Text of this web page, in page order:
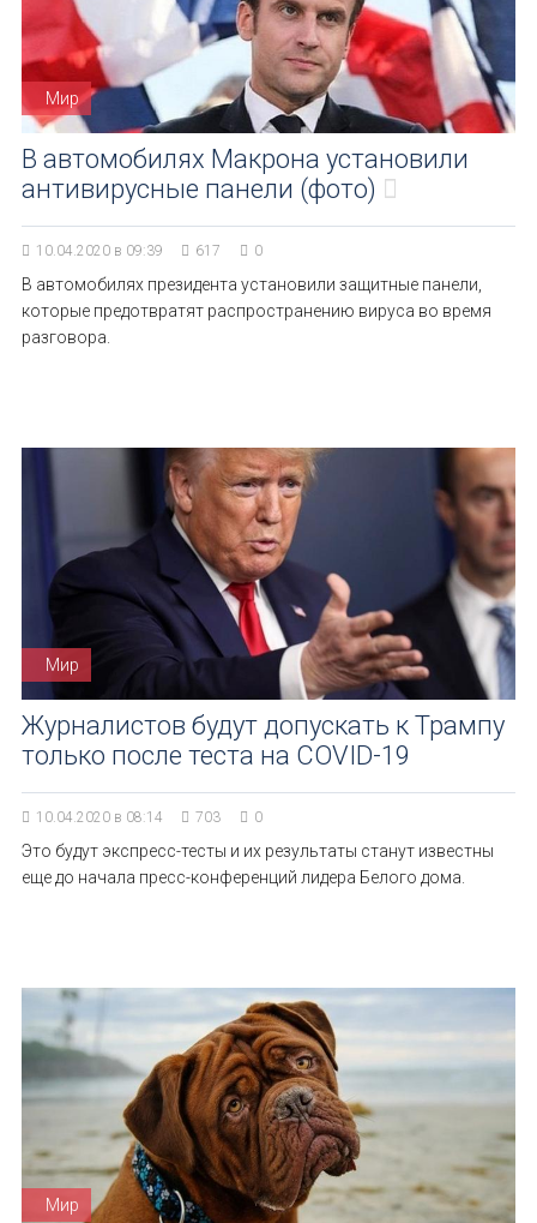
Мир
В автомобилях Макрона установили
антивирусные панели (фото)
10.04.2020 в 09:39 617 0
В автомобилях президента установили защитные панели,
которые предотвратят распространению вируса во время
разговора.
Мир
Журналистов будут допускать к Трампу
только после теста на COVID-19
10.04.2020 в 08:14 703 0
Это будут экспресс-тесты и их результаты станут известны
еще до начала пресс-конференций лидера Белого дома.
Мир